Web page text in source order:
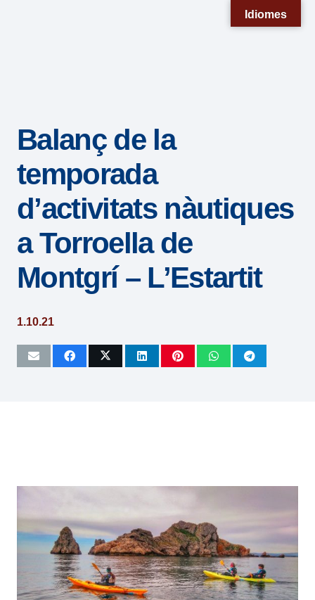
sistema
accesibilidad.
Balanç de la
temporada
d’activitats nàutiques
a Torroella de
Montgrí – L’Estartit
1.10.21
Idiomes